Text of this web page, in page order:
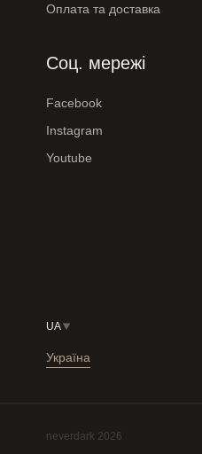
Оплата та доставка
Соц. мережі
Facebook
Instagram
Youtube
UA
Україна
neverdark 2026